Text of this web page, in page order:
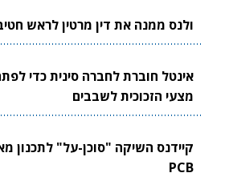
ולנס ממנה את דין מרטין לראש
אינטל חוברת לחברה סינית כדי
מצעי הזכוכית לשבבים
קיידנס השיקה "סוכן-על" לתכנון
PCB